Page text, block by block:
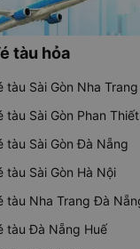
tàu hỏa
tàu Sài Gòn Nha Trang
tàu Sài Gòn Phan Thiết
tàu Sài Gòn Đà Nẵng
tàu Sài Gòn Hà Nội
tàu Nha Trang Đà
tàu Đà Nẵng Huế